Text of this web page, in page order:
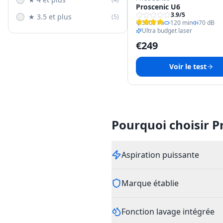
★ 3.5 et plus (5)
Proscenic U6
3.9/5
3000 Pa
120 min
70 dB
Ultra budget laser
€249
Voir le test
Pourquoi choisir
Aspiration puissante
Marque établie
Fonction lavage intégrée